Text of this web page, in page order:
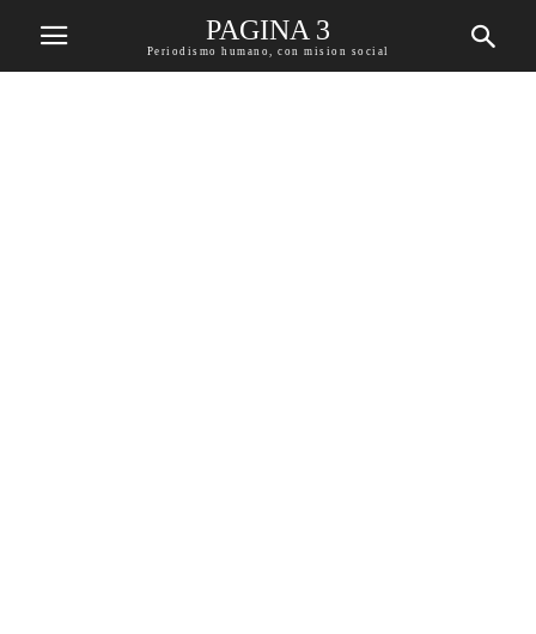
PAGINA 3
Periodismo humano, con mision social